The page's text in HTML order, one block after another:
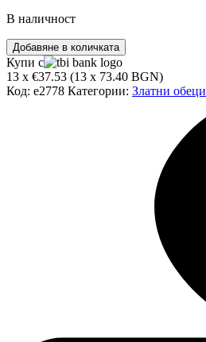
В наличност
количество
за
Златни
обеци
Добавяне в количката
Купи с
13 x €37.53 (13 x 73.40 BGN)
Код: e2778 Категории: Златни обеци